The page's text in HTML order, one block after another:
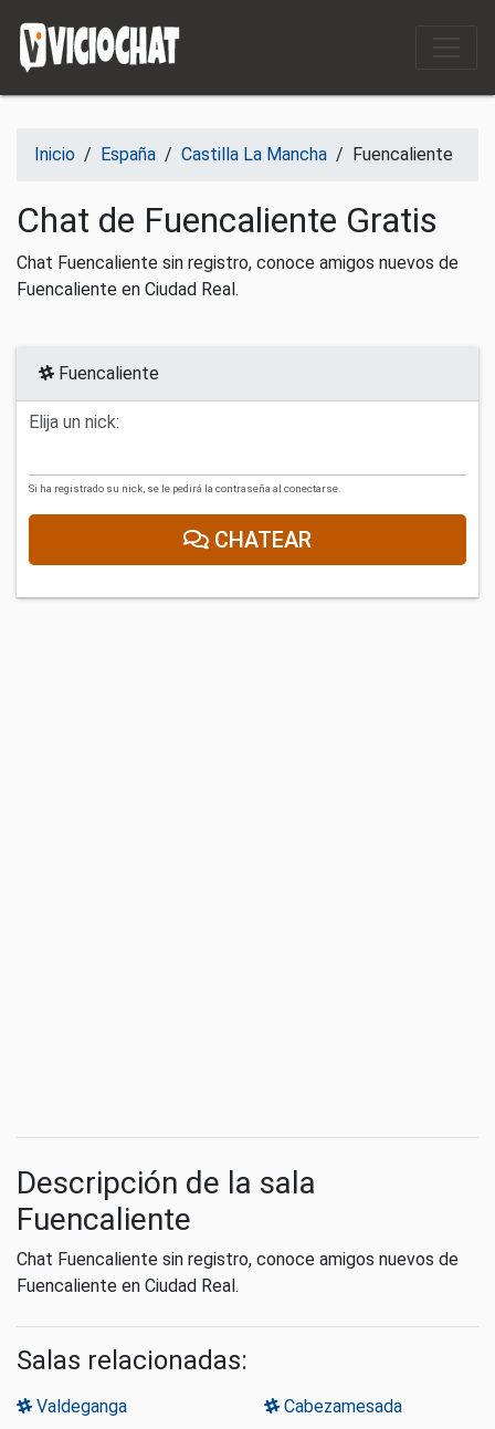
Inicio / España / Castilla La Mancha / Fuencaliente
Chat de Fuencaliente Gratis
Chat Fuencaliente sin registro, conoce amigos nuevos de
Fuencaliente en Ciudad Real.
Fuencaliente
Elija un nick:
Si ha registrado su nick, se le pedirá la contraseña al conectarse.
CHATEAR
Descripción de la sala
Fuencaliente
Chat Fuencaliente sin registro, conoce amigos nuevos de
Fuencaliente en Ciudad Real.
Salas relacionadas:
Valdeganga Cabezamesada